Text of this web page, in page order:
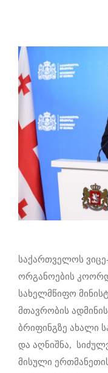
საქართველოს
ორგანოების
სახელმწიფო
მთავრობის
ბრიფინგზე ახალი
და აღნიშნა,
მისული